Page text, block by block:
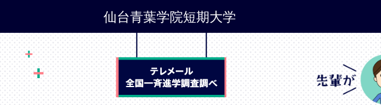
仙台青葉学院短期大学